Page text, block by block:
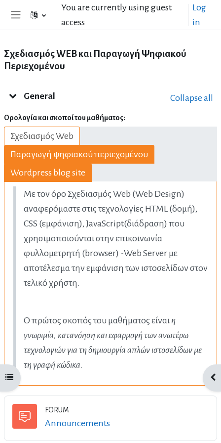
Skip to main contentYou are currently using guest
access
Log
in
Open course index
Σχεδιασμός WEB και Παραγωγή Ψηφιακού
Περιεχομένου
General Collapse all
Ορολογία και σκοποί του μαθήματος:
Σχεδιασμός Web
Παραγωγή ψηφιακού περιεχομένου
Wordpress blog site
Με τον όρο Σχεδιασμός Web (Web Design)
αναφερόμαστε στις τεχνολογίες HTML (δομή),
CSS (εμφάνιση), JavaScript(διάδραση) που
χρησιμοποιούνται στην επικοινωνία
φυλλομετρητή (browser) -Web Server με
αποτέλεσμα την εμφάνιση των ιστοσελίδων στον
τελικό χρήστη.
Ο πρώτος σκοπός του μαθήματος είναι η
γνωριμία, κατανόηση και εφαρμογή των ανωτέρω
τεχνολογιών για τη δημιουργία απλών ιστοσελίδων με
τη γραφή κώδικα.
FORUM
AnnouncementsForum